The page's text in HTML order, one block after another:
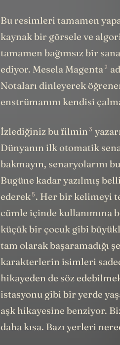
Bu resimleri tamamen
kaynak bir görsele ve
tamamen bağımsız bir
ediyor. Mesela Magenta2
Notaları dinleyerek
enstrümanını kendisi
İzlediğiniz bu filmin 3
Dünyanın ilk otomatik
bakmayın, senaryolarını
Bugüne kadar yazılmış
ederek5. Her bir kelimeyi
cümle içinde kullanımına
küçük bir çocuk gibi
tam olarak başaramadığı
karakterlerin isimleri
hikayeden de söz
istasyonu gibi bir yerde
aşk hikayesine benziyor.
daha kısa. Bazı yerleri